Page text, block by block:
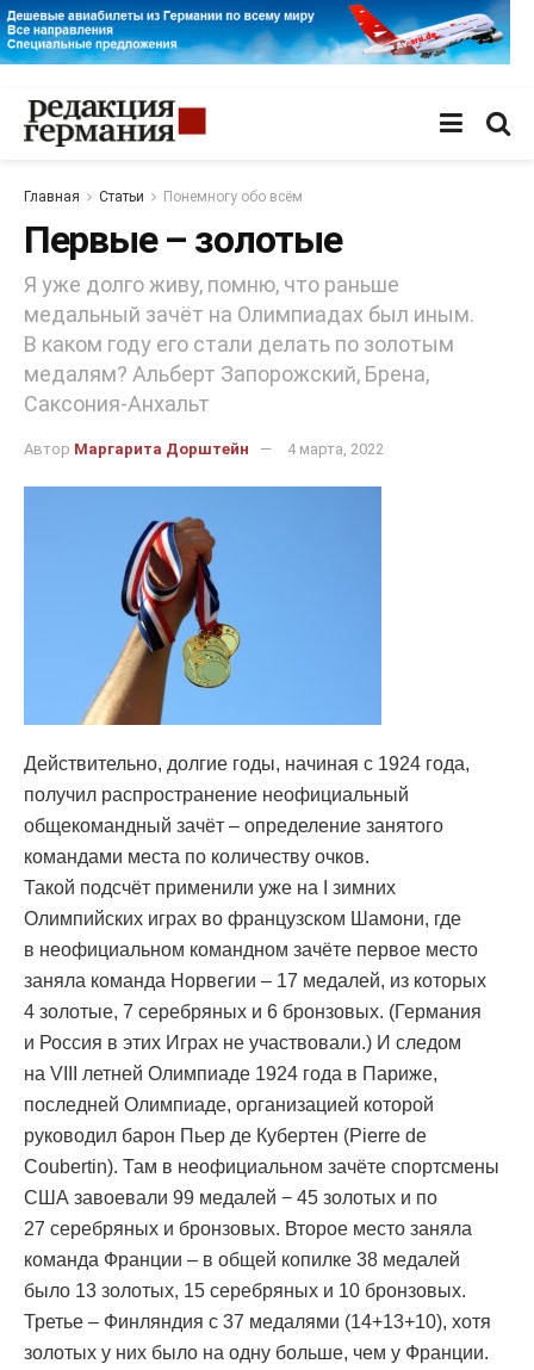
Главная Статьи Понемногу обо всём
Первые – золотые
Я уже долго живу, помню, что раньше
медальный зачёт на Олимпиадах был иным.
В каком году его стали делать по золотым
медалям? Aльберт Запорожский, Брена,
Саксония-Анхальт
Автор Маргарита Дорштейн 4 марта, 2022
Действительно, долгие годы, начиная с 1924 года,
получил распространение неофициальный
общекомандный зачёт – определение занятого
командами места по количеству очков.
Такой подсчёт применили уже на I зимних
Олимпийских играх во французском Шамони, где
в неофициальном командном зачёте первое место
заняла команда Норвегии – 17 медалей, из которых
4 золотые, 7 серебряных и 6 бронзовых. (Германия
и Россия в этих Играх не участвовали.) И следом
на VIII летней Олимпиаде 1924 года в Париже,
последней Олимпиаде, организацией которой
руководил барон Пьер де Кубертен (Pierre de
Coubertin). Там в неофициальном зачёте спортсмены
США завоевали 99 медалей − 45 золотых и по
27 серебряных и бронзовых. Второе место заняла
команда Франции – в общей копилке 38 медалей
было 13 золотых, 15 серебряных и 10 бронзовых.
Третье – Финляндия с 37 медалями (14+13+10), хотя
золотых у них было на одну больше, чем у Франции.